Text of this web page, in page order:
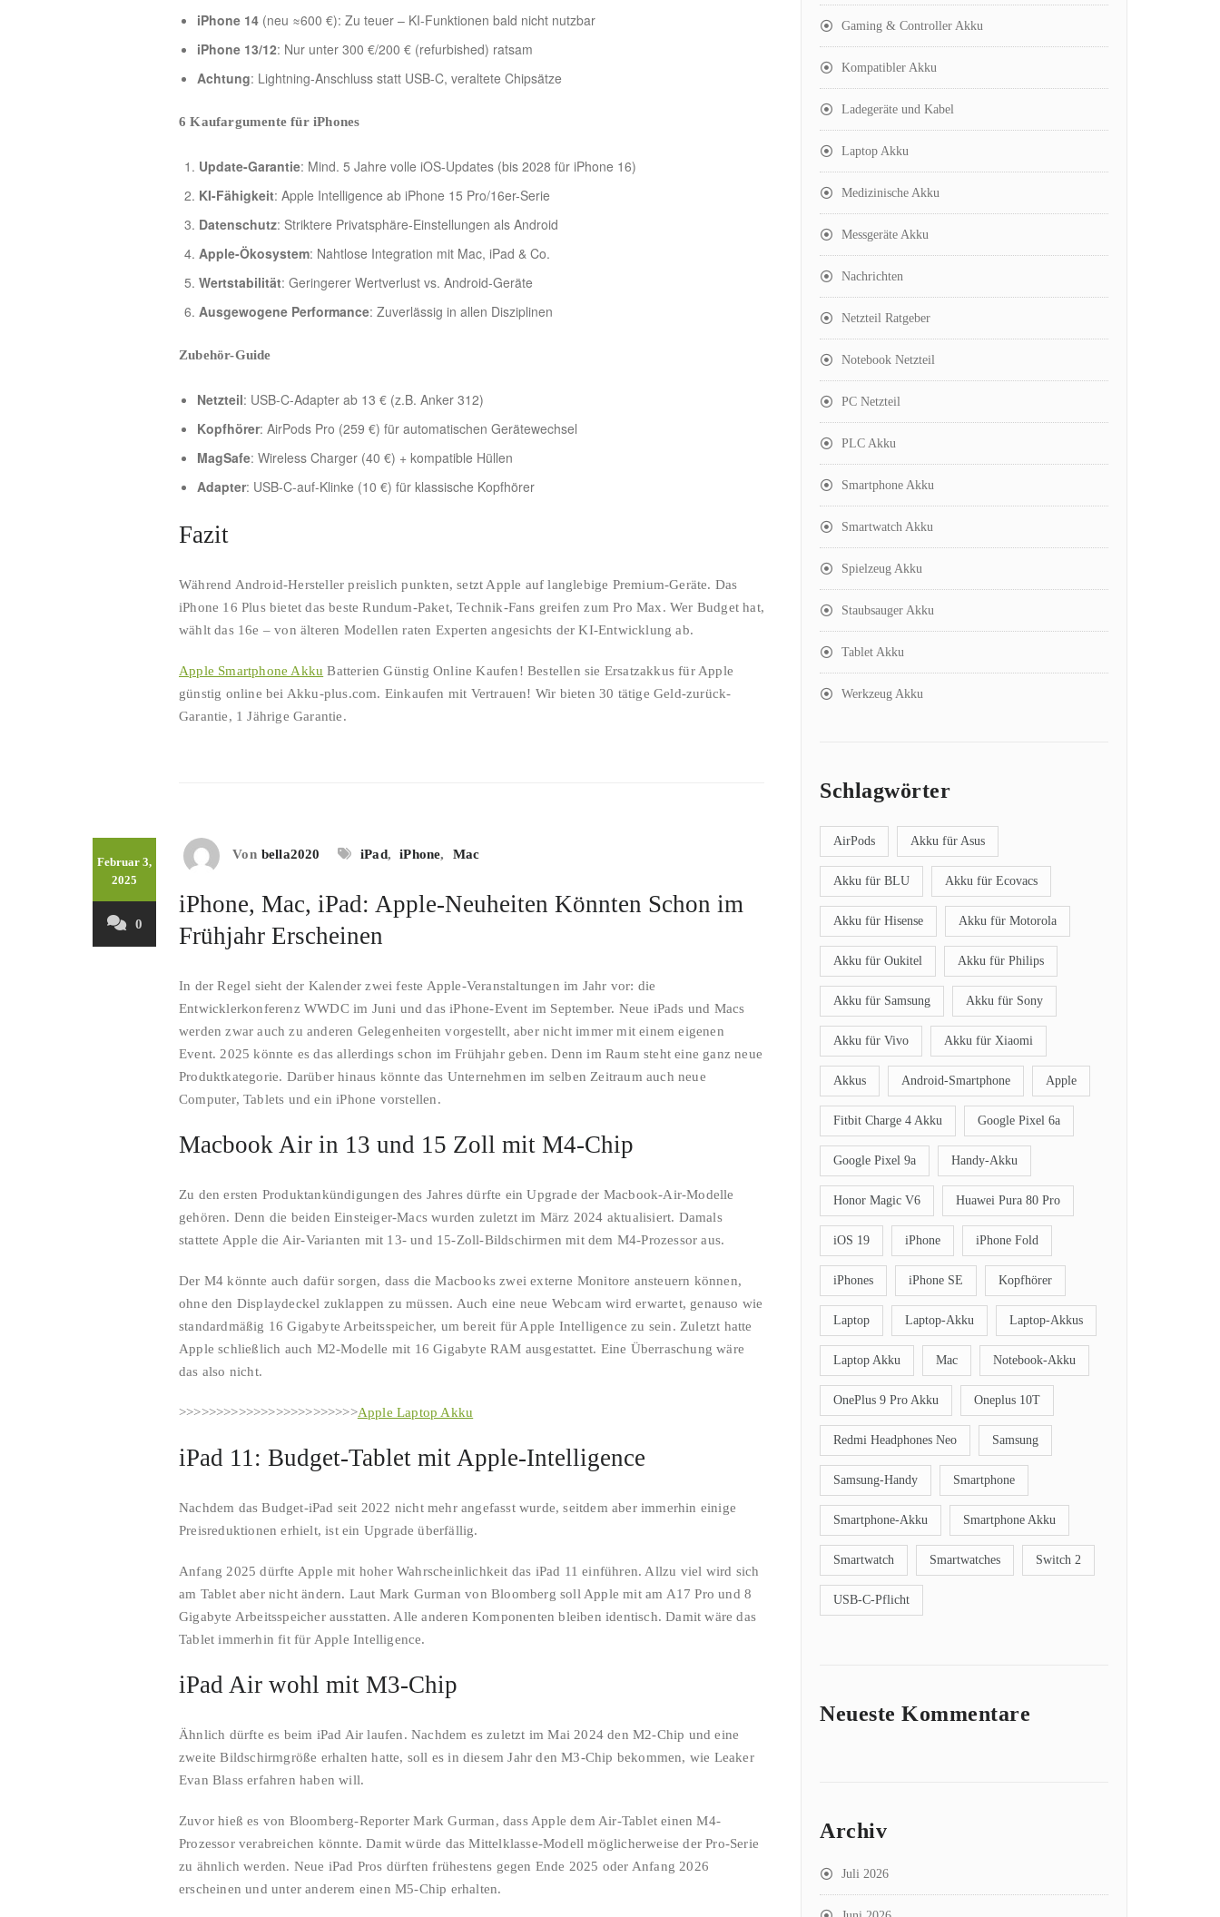
iPhone 14 (neu ≈600 €): Zu teuer – KI-Funktionen bald nicht nutzbar
iPhone 13/12: Nur unter 300 €/200 € (refurbished) ratsam
Achtung: Lightning-Anschluss statt USB-C, veraltete Chipsätze
6 Kaufargumente für iPhones
Update-Garantie: Mind. 5 Jahre volle iOS-Updates (bis 2028 für iPhone 16)
KI-Fähigkeit: Apple Intelligence ab iPhone 15 Pro/16er-Serie
Datenschutz: Striktere Privatsphäre-Einstellungen als Android
Apple-Ökosystem: Nahtlose Integration mit Mac, iPad & Co.
Wertstabilität: Geringerer Wertverlust vs. Android-Geräte
Ausgewogene Performance: Zuverlässig in allen Disziplinen
Zubehör-Guide
Netzteil: USB-C-Adapter ab 13 € (z.B. Anker 312)
Kopfhörer: AirPods Pro (259 €) für automatischen Gerätewechsel
MagSafe: Wireless Charger (40 €) + kompatible Hüllen
Adapter: USB-C-auf-Klinke (10 €) für klassische Kopfhörer
Fazit
Während Android-Hersteller preislich punkten, setzt Apple auf langlebige Premium-Geräte. Das
iPhone 16 Plus bietet das beste Rundum-Paket, Technik-Fans greifen zum Pro Max. Wer Budget hat,
wählt das 16e – von älteren Modellen raten Experten angesichts der KI-Entwicklung ab.
Apple Smartphone Akku Batterien Günstig Online Kaufen! Bestellen sie Ersatzakkus für Apple
günstig online bei Akku-plus.com. Einkaufen mit Vertrauen! Wir bieten 30 tätige Geld-zurück-
Garantie, 1 Jährige Garantie.
Februar 3,
2025
0
Von bella2020 iPad, iPhone, Mac
iPhone, Mac, iPad: Apple-Neuheiten Könnten Schon im
Frühjahr Erscheinen
In der Regel sieht der Kalender zwei feste Apple-Veranstaltungen im Jahr vor: die
Entwicklerkonferenz WWDC im Juni und das iPhone-Event im September. Neue iPads und Macs
werden zwar auch zu anderen Gelegenheiten vorgestellt, aber nicht immer mit einem eigenen
Event. 2025 könnte es das allerdings schon im Frühjahr geben. Denn im Raum steht eine ganz neue
Produktkategorie. Darüber hinaus könnte das Unternehmen im selben Zeitraum auch neue
Computer, Tablets und ein iPhone vorstellen.
Macbook Air in 13 und 15 Zoll mit M4-Chip
Zu den ersten Produktankündigungen des Jahres dürfte ein Upgrade der Macbook-Air-Modelle
gehören. Denn die beiden Einsteiger-Macs wurden zuletzt im März 2024 aktualisiert. Damals
stattete Apple die Air-Varianten mit 13- und 15-Zoll-Bildschirmen mit dem M4-Prozessor aus.
Der M4 könnte auch dafür sorgen, dass die Macbooks zwei externe Monitore ansteuern können,
ohne den Displaydeckel zuklappen zu müssen. Auch eine neue Webcam wird erwartet, genauso wie
standardmäßig 16 Gigabyte Arbeitsspeicher, um bereit für Apple Intelligence zu sein. Zuletzt hatte
Apple schließlich auch M2-Modelle mit 16 Gigabyte RAM ausgestattet. Eine Überraschung wäre
das also nicht.
>>>>>>>>>>>>>>>>>>>>>>>>Apple Laptop Akku
iPad 11: Budget-Tablet mit Apple-Intelligence
Nachdem das Budget-iPad seit 2022 nicht mehr angefasst wurde, seitdem aber immerhin einige
Preisreduktionen erhielt, ist ein Upgrade überfällig.
Anfang 2025 dürfte Apple mit hoher Wahrscheinlichkeit das iPad 11 einführen. Allzu viel wird sich
am Tablet aber nicht ändern. Laut Mark Gurman von Bloomberg soll Apple mit am A17 Pro und 8
Gigabyte Arbeitsspeicher ausstatten. Alle anderen Komponenten bleiben identisch. Damit wäre das
Tablet immerhin fit für Apple Intelligence.
iPad Air wohl mit M3-Chip
Ähnlich dürfte es beim iPad Air laufen. Nachdem es zuletzt im Mai 2024 den M2-Chip und eine
zweite Bildschirmgröße erhalten hatte, soll es in diesem Jahr den M3-Chip bekommen, wie Leaker
Evan Blass erfahren haben will.
Zuvor hieß es von Bloomberg-Reporter Mark Gurman, dass Apple dem Air-Tablet einen M4-
Prozessor verabreichen könnte. Damit würde das Mittelklasse-Modell möglicherweise der Pro-Serie
zu ähnlich werden. Neue iPad Pros dürften frühestens gegen Ende 2025 oder Anfang 2026
erscheinen und unter anderem einen M5-Chip erhalten.
Gaming & Controller Akku
Kompatibler Akku
Ladegeräte und Kabel
Laptop Akku
Medizinische Akku
Messgeräte Akku
Nachrichten
Netzteil Ratgeber
Notebook Netzteil
PC Netzteil
PLC Akku
Smartphone Akku
Smartwatch Akku
Spielzeug Akku
Staubsauger Akku
Tablet Akku
Werkzeug Akku
Schlagwörter
AirPods Akku für Asus
Akku für BLU Akku für Ecovacs
Akku für Hisense Akku für Motorola
Akku für Oukitel Akku für Philips
Akku für Samsung Akku für Sony
Akku für Vivo Akku für Xiaomi
Akkus Android-Smartphone Apple
Fitbit Charge 4 Akku Google Pixel 6a
Google Pixel 9a Handy-Akku
Honor Magic V6 Huawei Pura 80 Pro
iOS 19 iPhone iPhone Fold
iPhones iPhone SE Kopfhörer
Laptop Laptop-Akku Laptop-Akkus
Laptop Akku Mac Notebook-Akku
OnePlus 9 Pro Akku Oneplus 10T
Redmi Headphones Neo Samsung
Samsung-Handy Smartphone
Smartphone-Akku Smartphone Akku
Smartwatch Smartwatches Switch 2
USB-C-Pflicht
Neueste Kommentare
Archiv
Juli 2026